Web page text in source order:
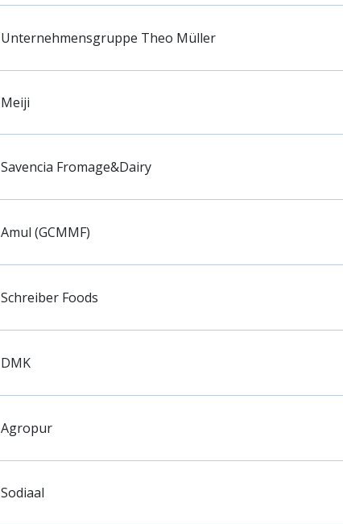
Unternehmensgruppe Theo Müller
Meiji
Savencia Fromage&Dairy
Amul (GCMMF)
Schreiber Foods
DMK
Agropur
Sodiaal